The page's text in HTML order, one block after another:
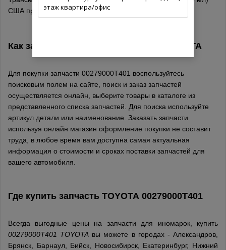
США производитель TOYOTA по каталогу.
Как заказать деталь 00279000T401 TOYOTA
Для покупки запчасти 00279000T401 воспользуйтесь
поисковым полем на сайте, поиск и заказ запчастей
осуществляется онлайн, выберите товары в каталоге из
представленного списка запчастей. Для поиска используйте
артикул детали или наименование. Заказать запчасти
используя онлайн магазин оформление покупки не составит
труда, в любое время вам доступна самая актуальная
информация о стоимости и сроках поставки запчастей для
вашего автомобиля.
Где купить запчасть TOYOTA 00279000T401
Всегда выгодные цены на запчасти для иномарок, купить
00279000T401 TOYOTA вы можете в городах - Александров,
Брянск, Барнаул, Бийск, Новосибирск, Екатеринбург, Нижний
этаж квартира/офис